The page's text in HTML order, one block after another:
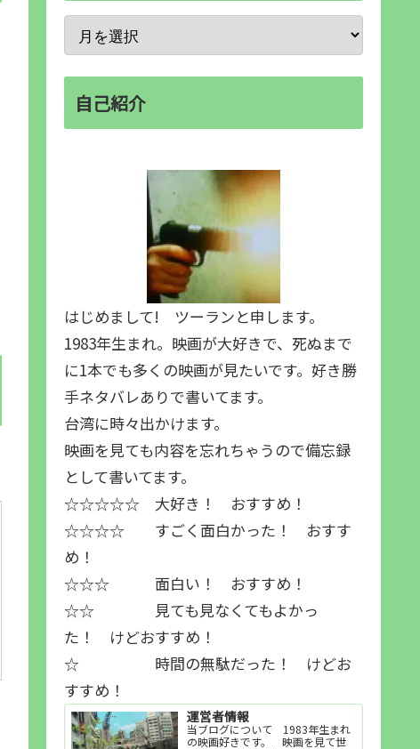
自己紹介
はじめまして! ツーランと申します。
1983年生まれ。映画が大好きで、死ぬまで
に1本でも多くの映画が見たいです。好き勝
手ネタバレありで書いてます。
台湾に時々出かけます。
映画を見ても内容を忘れちゃうので備忘録
として書いてます。
☆☆☆☆☆ 大好き！ おすすめ！
☆☆☆☆ すごく面白かった！ おすす
め！
☆☆☆ 面白い！ おすすめ！
☆☆ 見ても見なくてもよかっ
た！ けどおすすめ！
☆ 時間の無駄だった！ けどお
すすめ！
運営者情報
当ブログについて 1983年生まれ
の映画好きです。 映画を見て世